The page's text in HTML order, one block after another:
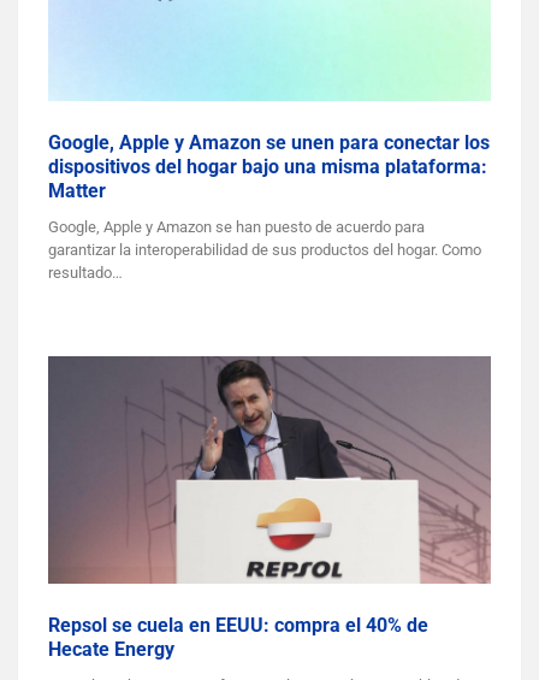
Google, Apple y Amazon se unen para conectar los
dispositivos del hogar bajo una misma plataforma:
Matter
Google, Apple y Amazon se han puesto de acuerdo para
garantizar la interoperabilidad de sus productos del hogar. Como
resultado…
Repsol se cuela en EEUU: compra el 40% de
Hecate Energy